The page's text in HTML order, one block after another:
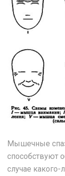
Мышечные
способствуют
случае какого-